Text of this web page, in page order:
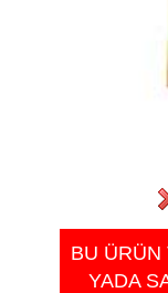
BU ÜRÜN
YADA